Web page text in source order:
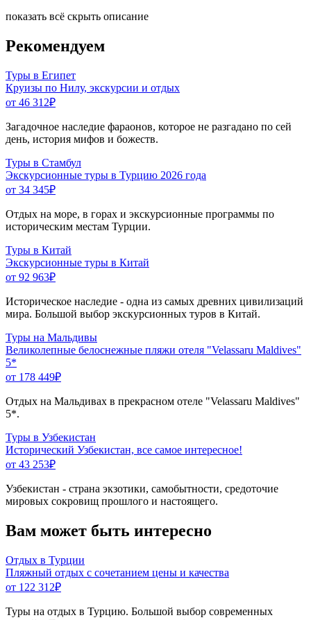
показать всё скрыть описание
Рекомендуем
Туры в Египет
Круизы по Нилу, экскурсии и отдых
от 46 312₽
Загадочное наследие фараонов, которое не разгадано по сей
день, история мифов и божеств.
Туры в Стамбул
Экскурсионные туры в Турцию 2026 года
от 34 345₽
Отдых на море, в горах и экскурсионные программы по
историческим местам Турции.
Туры в Китай
Экскурсионные туры в Китай
от 92 963₽
Историческое наследие - одна из самых древних цивилизаций
мира. Большой выбор экскурсионных туров в Китай.
Туры на Мальдивы
Великолепные белоснежные пляжи отеля "Velassaru Maldives"
5*
от 178 449₽
Отдых на Мальдивах в прекрасном отеле "Velassaru Maldives"
5*.
Туры в Узбекистан
Исторический Узбекистан, все самое интересное!
от 43 253₽
Узбекистан - страна экзотики, самобытности, средоточие
мировых сокровищ прошлого и настоящего.
Вам может быть интересно
Отдых в Турции
Пляжный отдых с сочетанием цены и качества
от 122 312₽
Туры на отдых в Турцию. Большой выбор современных